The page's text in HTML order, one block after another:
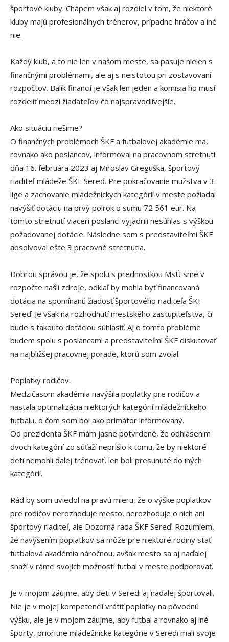
športové kluby. Chápem však aj rozdiel v tom, že niektoré
kluby majú profesionálnych trénerov, prípadne hráčov a iné
nie.
Každý klub, a to nie len v našom meste, sa pasuje nielen s
finančnými problémami, ale aj s neistotou pri zostavovaní
rozpočtov. Balík financií je však len jeden a komisia ho musí
rozdeliť medzi žiadateľov čo najspravodlivejšie.
Ako situáciu riešime?
O finančných problémoch ŠKF a futbalovej akadémie ma,
rovnako ako poslancov, informoval na pracovnom stretnutí
dňa 16. februára 2023 aj Miroslav Greguška, športový
riaditeľ mládeže ŠKF Sereď. Pre pokračovanie mužstva v 3.
lige a zachovanie mládežníckych kategórií v meste požiadal
navýšiť dotáciu na prvý polrok o sumu 72 561 eur. Na
tomto stretnutí viacerí poslanci vyjadrili nesúhlas s výškou
požadovanej dotácie. Následne som s predstaviteľmi ŠKF
absolvoval ešte 3 pracovné stretnutia.
Dobrou správou je, že spolu s prednostkou MsÚ sme v
rozpočte našli zdroje, odkiaľ by mohla byť financovaná
dotácia na spomínanú žiadosť športového riaditeľa ŠKF
Sereď. Je však na rozhodnutí mestského zastupiteľstva, či
bude s takouto dotáciou súhlasiť. Aj o tomto probléme
budem spolu s poslancami a predstaviteľmi ŠKF diskutovať
na najbližšej pracovnej porade, ktorú som zvolal.
Poplatky rodičov.
Medzičasom akadémia navýšila poplatky pre rodičov a
nastala optimalizácia niektorých kategórií mládežníckeho
futbalu, o čom som bol ako primátor informovaný.
Od prezidenta ŠKF mám jasne potvrdené, že odhlásením
dvoch kategórií zo súťaží neprišlo k tomu, že by niektoré
deti nemohli ďalej trénovať, len boli presunuté do iných
kategórií.
Rád by som uviedol na pravú mieru, že o výške poplatkov
pre rodičov nerozhoduje mesto, nerozhoduje o nich ani
športový riaditeľ, ale Dozorná rada ŠKF Sereď. Rozumiem,
že navýšením poplatkov sa môže pre niektoré rodiny stať
futbalová akadémia náročnou, avšak mesto sa aj naďalej
snaží v rámci svojich možností futbal v meste podporovať.
Je v mojom záujme, aby deti v Seredi aj naďalej športovali.
Nie je v mojej kompetencií vrátiť poplatky na pôvodnú
výšku, ale je v mojom záujme, aby futbal a rovnako aj iné
športy, prioritne mládežnícke kategórie v Seredi mali svoje